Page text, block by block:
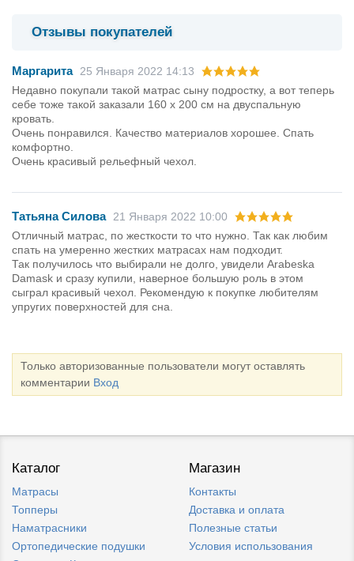
Отзывы покупателей
Маргарита 25 Января 2022 14:13
Недавно покупали такой матрас сыну подростку, а вот теперь
себе тоже такой заказали 160 х 200 см на двуспальную
кровать.
Очень понравился. Качество материалов хорошее. Спать
комфортно.
Очень красивый рельефный чехол.
Татьяна Силова 21 Января 2022 10:00
Отличный матрас, по жесткости то что нужно. Так как любим
спать на умеренно жестких матрасах нам подходит.
Так получилось что выбирали не долго, увидели Arabeska
Damask и сразу купили, наверное большую роль в этом
сыграл красивый чехол. Рекомендую к покупке любителям
упругих поверхностей для сна.
Только авторизованные пользователи могут оставлять
комментарии Вход
Каталог
Матрасы
Топперы
Наматрасники
Ортопедические подушки
Магазин
Контакты
Доставка и оплата
Полезные статьи
Условия использования